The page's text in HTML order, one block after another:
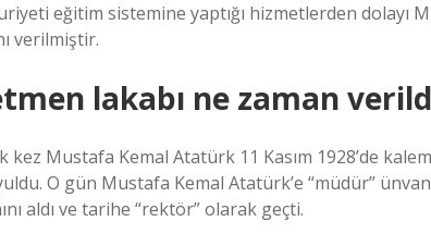
eğitim sistemine yaptığı hizmetlerden dolayı
verilmiştir.
lakabı ne zaman
kez Mustafa Kemal Atatürk 11 Kasım 1928’de
O gün Mustafa Kemal Atatürk’e “müdür”
aldı ve tarihe “rektör” olarak geçti.